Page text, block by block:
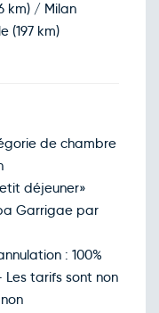
km) / Milan
(197 km)
de chambre
déjeuner»
Garrigae par
: 100%
tarifs sont non